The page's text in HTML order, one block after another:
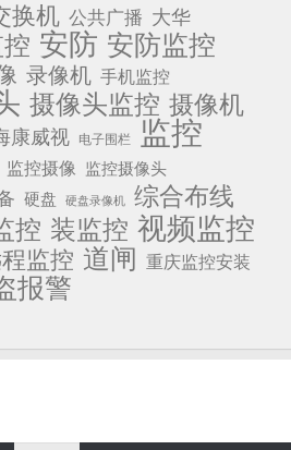
换机 公共广播 大华
安防 安防监控
录像机 手机监控
摄像头监控 摄像机
康威视 电子围栏 监控
监控摄像 监控摄像头
硬盘 硬盘录像机 综合布线
控 装监控 视频监控
监控 道闸 重庆监控安装
报警